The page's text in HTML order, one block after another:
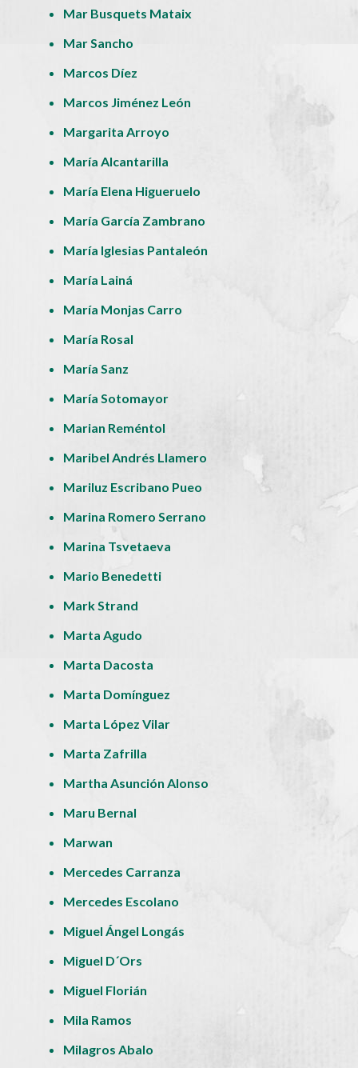
Mar Busquets Mataix
Mar Sancho
Marcos Díez
Marcos Jiménez León
Margarita Arroyo
María Alcantarilla
María Elena Higueruelo
María García Zambrano
María Iglesias Pantaleón
María Lainá
María Monjas Carro
María Rosal
María Sanz
María Sotomayor
Marian Reméntol
Maribel Andrés Llamero
Mariluz Escribano Pueo
Marina Romero Serrano
Marina Tsvetaeva
Mario Benedetti
Mark Strand
Marta Agudo
Marta Dacosta
Marta Domínguez
Marta López Vilar
Marta Zafrilla
Martha Asunción Alonso
Maru Bernal
Marwan
Mercedes Carranza
Mercedes Escolano
Miguel Ángel Longás
Miguel D´Ors
Miguel Florián
Mila Ramos
Milagros Abalo